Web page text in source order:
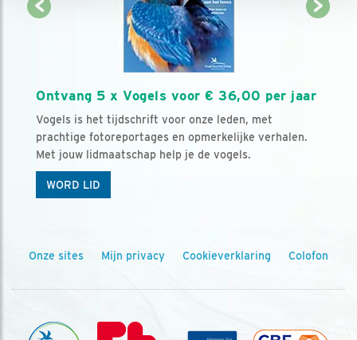
Ontvang 5 x Vogels voor € 36,00 per jaar
Vogels is het tijdschrift voor onze leden, met
prachtige fotoreportages en opmerkelijke verhalen.
Met jouw lidmaatschap help je de vogels.
WORD LID
Onze sites Mijn privacy Cookieverklaring Colofon